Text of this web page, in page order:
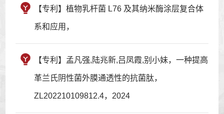
【专利】植物乳杆菌 L76 及其纳米酶涂层复合体
系和应用，
【专利】孟凡强,陆兆新,吕凤霞,别小妹，一种提高
革兰氏阴性菌外膜通透性的抗菌肽，
ZL202210109812.4，2024